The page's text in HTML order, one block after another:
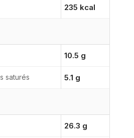
235 kcal
10.5 g
saturés 5.1 g
26.3 g